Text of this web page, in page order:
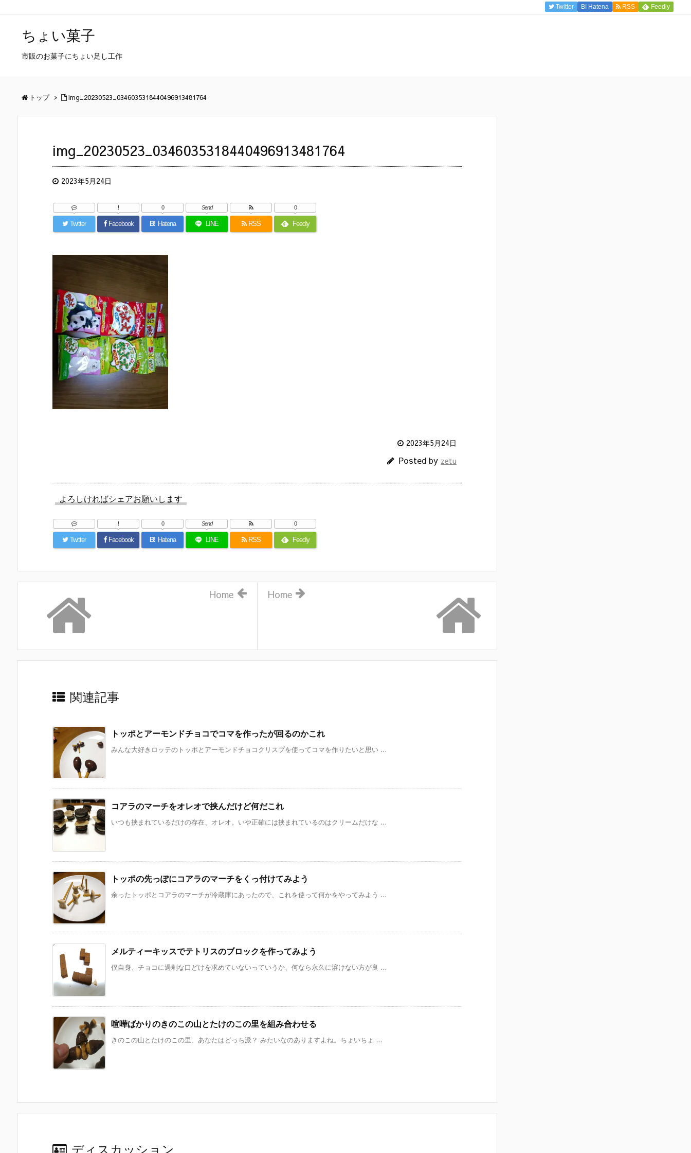
Twitter B! Hatena RSS Feedly
ちょい菓子
市販のお菓子にちょい足し工作
トップ > img_20230523_0346035318440496913481764
img_20230523_0346035318440496913481764
2023年5月24日
Twitter Facebook
!
B! Hatena
0
LINE
Send
RSS Feedly
0
2023年5月24日
Posted by zetu
よろしければシェアお願いします
Twitter Facebook
!
B! Hatena
0
LINE
Send
RSS Feedly
0
Home
Home
関連記事
トッポとアーモンドチョコでコマを作ったが回るのかこれ
みんな大好きロッテのトッポとアーモンドチョコクリスプを使ってコマを作りたいと思い ...
コアラのマーチをオレオで挟んだけど何だこれ
いつも挟まれているだけの存在、オレオ。いや正確には挟まれているのはクリームだけな ...
トッポの先っぽにコアラのマーチをくっ付けてみよう
余ったトッポとコアラのマーチが冷蔵庫にあったので、これを使って何かをやってみよう ...
メルティーキッスでテトリスのブロックを作ってみよう
僕自身、チョコに過剰な口どけを求めていないっていうか、何なら永久に溶けない方が良 ...
喧嘩ばかりのきのこの山とたけのこの里を組み合わせる
きのこの山とたけのこの里、あなたはどっち派？ みたいなのありますよね。ちょいちょ ...
ディスカッション